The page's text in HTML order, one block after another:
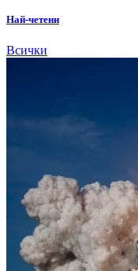
Най-четени
Всички